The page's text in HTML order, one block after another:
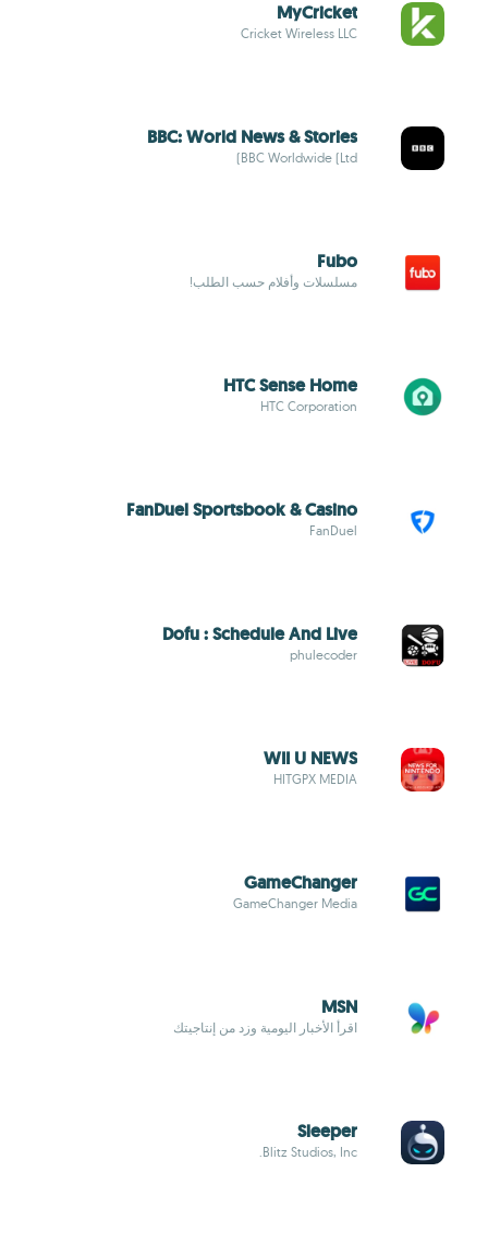
MyCricket
Cricket Wireless LLC
BBC: World News & Stories
BBC Worldwide (Ltd)
Fubo
مسلسلات وأفلام حسب الطلب!
HTC Sense Home
HTC Corporation
FanDuel Sportsbook & Casino
FanDuel
Dofu : Schedule And Live
phulecoder
WII U NEWS
HITGPX MEDIA
GameChanger
GameChanger Media
MSN
اقرأ الأخبار اليومية وزد من إنتاجيتك
Sleeper
Blitz Studios, Inc.